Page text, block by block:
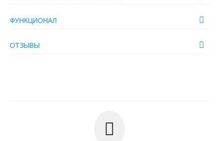
ФУНКЦИОНАЛ
ОТЗЫВЫ